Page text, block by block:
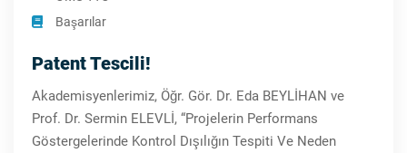
Başarılar
Patent Tescili!
Akademisyenlerimiz, Öğr. Gör. Dr. Eda BEYLİHAN ve
Prof. Dr. Sermin ELEVLİ, “Projelerin Performans
Göstergelerinde Kontrol Dışılığın Tespiti Ve Neden